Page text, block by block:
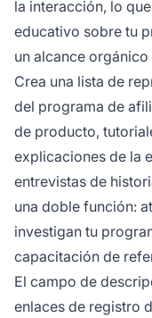
la interacción, lo
educativo sobre tu
un alcance
Crea una lista de
del programa de
de producto,
explicaciones de la
entrevistas de
una doble función:
investigan tu
capacitación de
El campo de
enlaces de registro